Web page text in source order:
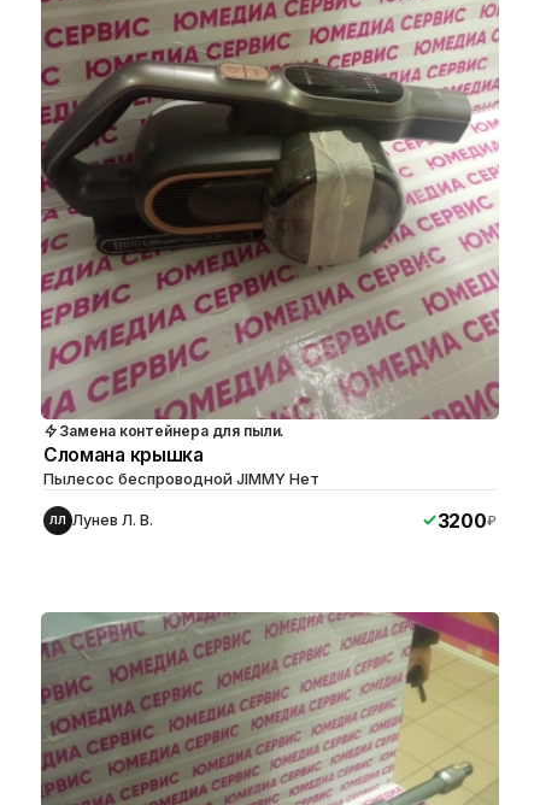
Замена контейнера для пыли.
Сломана крышка
Пылесос беспроводной JIMMY Нет
ЛЛ Лунев Л. В. 3200₽